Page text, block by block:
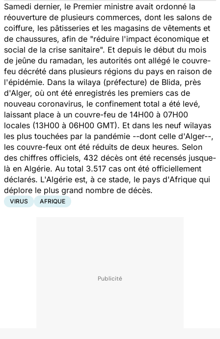
Samedi dernier, le Premier ministre avait ordonné la
réouverture de plusieurs commerces, dont les salons de
coiffure, les pâtisseries et les magasins de vêtements et
de chaussures, afin de "réduire l'impact économique et
social de la crise sanitaire". Et depuis le début du mois
de jeûne du ramadan, les autorités ont allégé le couvre-
feu décrété dans plusieurs régions du pays en raison de
l'épidémie. Dans la wilaya (préfecture) de Blida, près
d'Alger, où ont été enregistrés les premiers cas de
nouveau coronavirus, le confinement total a été levé,
laissant place à un couvre-feu de 14H00 à 07H00
locales (13H00 à 06H00 GMT). Et dans les neuf wilayas
les plus touchées par la pandémie --dont celle d'Alger--,
les couvre-feux ont été réduits de deux heures. Selon
des chiffres officiels, 432 décès ont été recensés jusque-
là en Algérie. Au total 3.517 cas ont été officiellement
déclarés. L'Algérie est, à ce stade, le pays d'Afrique qui
déplore le plus grand nombre de décès.
VIRUS AFRIQUE